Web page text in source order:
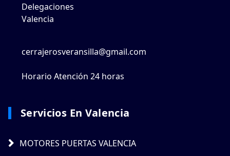
Delegaciones
Valencia
cerrajerosveransilla@gmail.com
Horario Atención 24 horas
Servicios En Valencia
MOTORES PUERTAS VALENCIA